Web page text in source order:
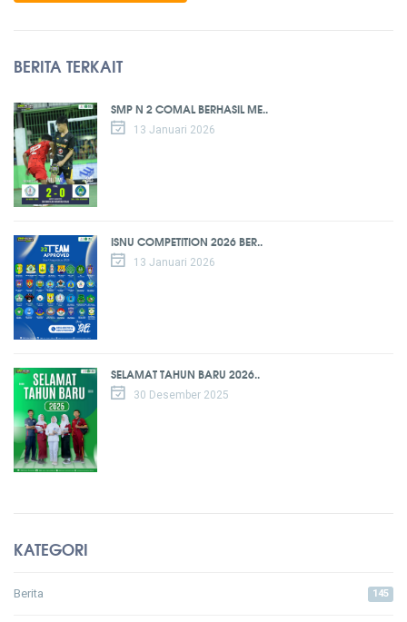
BERITA TERKAIT
SMP N 2 COMAL BERHASIL ME..
13 Januari 2026
ISNU COMPETITION 2026 BER..
13 Januari 2026
SELAMAT TAHUN BARU 2026..
30 Desember 2025
KATEGORI
Berita 145